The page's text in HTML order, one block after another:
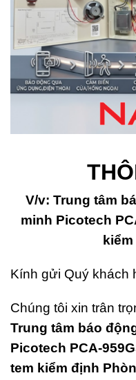
V/v: Trung tâm
minh Picotech
Kính gửi Quý khách
Chúng tôi xin trân
Trung tâm báo
Picotech PCA-
tem kiểm định
tại